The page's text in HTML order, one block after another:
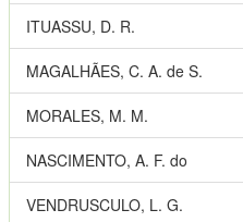
ITUASSU, D. R.
MAGALHÃES, C. A. de S.
MORALES, M. M.
NASCIMENTO, A. F. do
VENDRUSCULO, L. G.